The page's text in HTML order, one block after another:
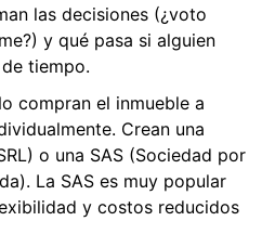
las decisiones (¿voto
y qué pasa si alguien
tiempo.
compran el inmueble a
Crean una
o una SAS (Sociedad por
La SAS es muy popular
y costos reducidos